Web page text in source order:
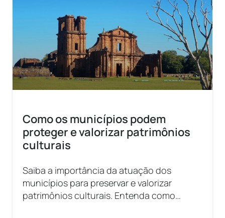
Como os municípios podem
proteger e valorizar patrimônios
culturais
Saiba a importância da atuação dos
municípios para preservar e valorizar
patrimônios culturais. Entenda como